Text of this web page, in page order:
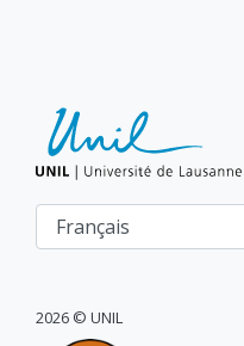
2026 © UNIL